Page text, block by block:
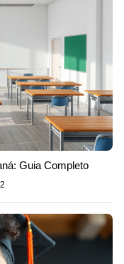
Guia Completo